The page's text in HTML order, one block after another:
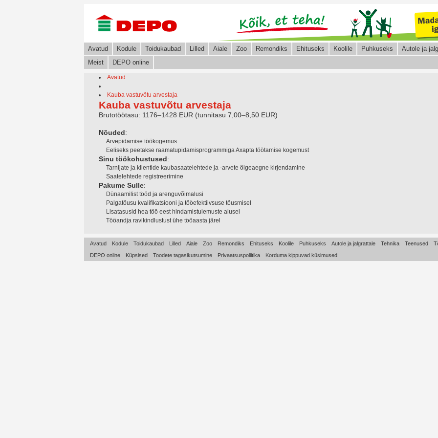
Avatud Kodule Toidukaubad Lilled Aiale Zoo Remondiks Ehituseks Koolile Puhkuseks Autole ja
Meist
DEPO online
Avatud
Kauba vastuvõtu arvestaja
Kauba vastuvõtu arvestaja
Brutotöötasu: 1176–1428 EUR (tunnitasu 7,00–8,50 EUR)
Nõuded:
Arvepidamise töökogemus
Eeliseks peetakse raamatupidamisprogrammiga Axapta töötamise kogemust
Sinu töökohustused:
Tarnijate ja klientide kaubasaatelehtede ja -arvete õigeaegne kirjendamine
Saatelehtede registreerimine
Pakume Sulle:
Dünaamilist tööd ja arenguvõimalusi
Palgatõusu kvalifikatsiooni ja tööefektiivsuse tõusmisel
Lisatasusid hea töö eest hindamistulemuste alusel
Tööandja ravikindlustust ühe tööaasta järel
Avatud Kodule Toidukaubad Lilled Aiale Zoo Remondiks Ehituseks Koolile Puhkuseks Autole ja jalgrattale Tehnika Teenused
DEPO online
Küpsised Toodete tagasikutsumine Privaatsuspoliitika Korduma kippuvad küsimused